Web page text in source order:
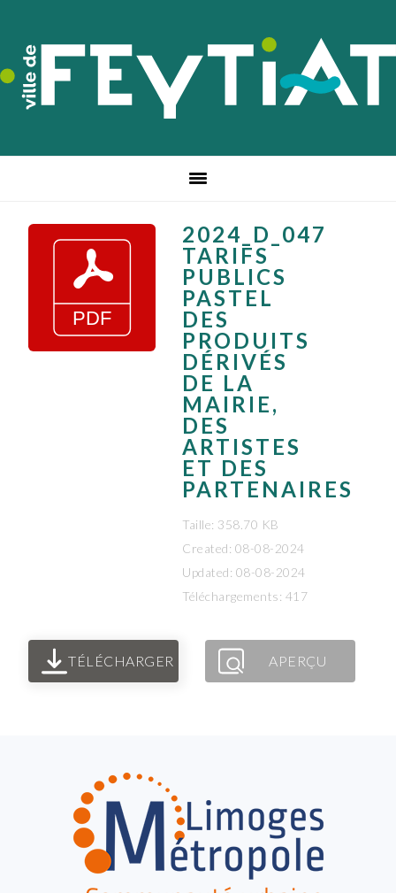
navigation
principale
contenu
principal
pied
de
page
2024_D_047
TARIFS
PUBLICS
PASTEL
DES
PRODUITS
DÉRIVÉS
DE LA
MAIRIE,
DES
ARTISTES
ET DES
PARTENAIRES
Taille: 358.70 KB
Created: 08-08-2024
Updated: 08-08-2024
Téléchargements: 417
TÉLÉCHARGER APERÇU